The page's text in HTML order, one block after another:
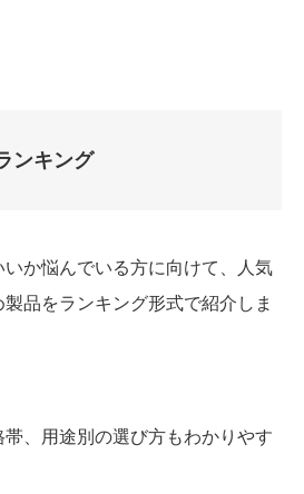
ンキング
か悩んでいる方に向けて、人気
品をランキング形式で紹介しま
、用途別の選び方もわかりやす